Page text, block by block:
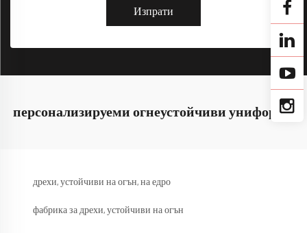
Изпрати
персонализируеми огнеустойчиви униформи
дрехи, устойчиви на огън, на едро
фабрика за дрехи, устойчиви на огън